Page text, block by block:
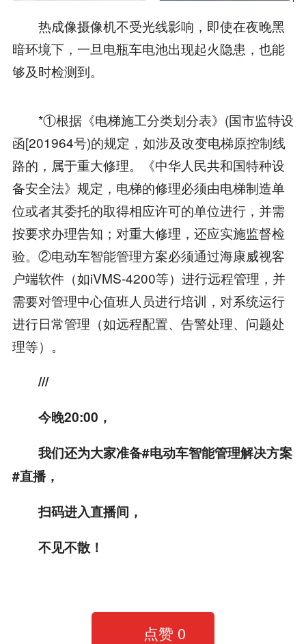
热成像摄像机不受光线影响，即使在夜晚黑
暗环境下，一旦电瓶车电池出现起火隐患，也能
够及时检测到。
*①根据《电梯施工分类划分表》(国市监特设
函[201964号)的规定，如涉及改变电梯原控制线
路的，属于重大修理。《中华人民共和国特种设
备安全法》规定，电梯的修理必须由电梯制造单
位或者其委托的取得相应许可的单位进行，并需
按要求办理告知；对重大修理，还应实施监督检
验。②电动车智能管理方案必须通过海康威视客
户端软件（如iVMS-4200等）进行远程管理，并
需要对管理中心值班人员进行培训，对系统运行
进行日常管理（如远程配置、告警处理、问题处
理等）。
///
今晚20:00，
我们还为大家准备#电动车智能管理解决方案
#直播，
扫码进入直播间，
不见不散！
点赞 0